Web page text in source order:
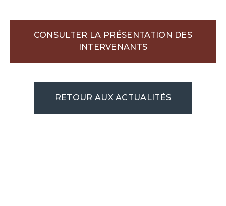
RETOUR AUX ACTUALITÉS
CONSULTER LA PRÉSENTATION DES
INTERVENANTS